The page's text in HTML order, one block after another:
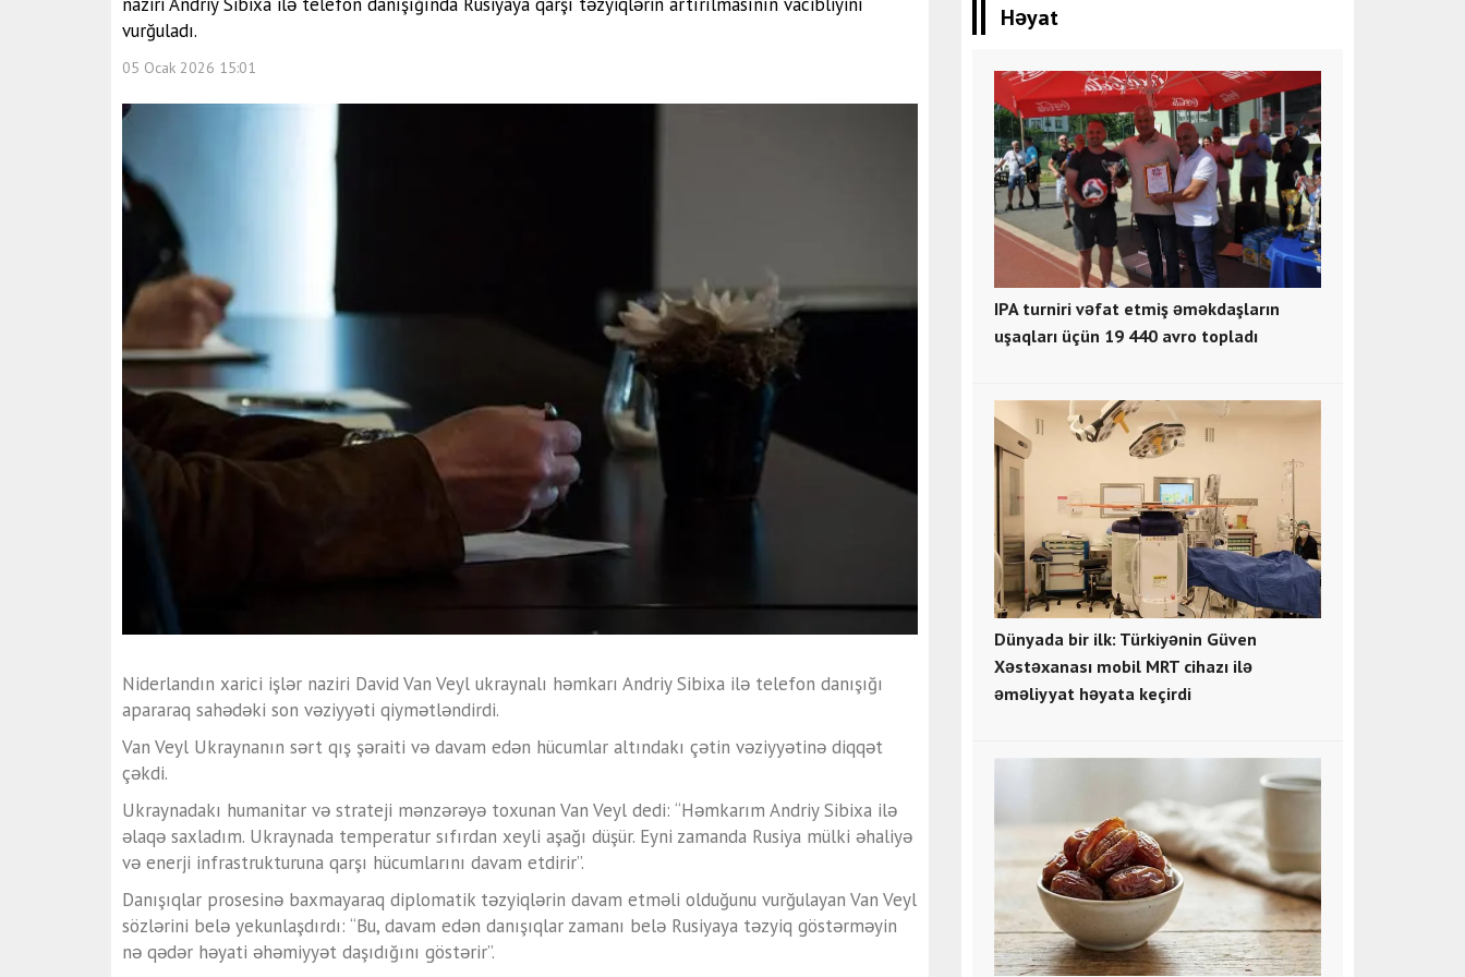
vurğuladı.
05 Ocak 2026 15:01
Niderlandın xarici işlər naziri David Van Veyl ukraynalı həmkarı Andriy Sibixa ilə telefon danışığı
apararaq sahədəki son vəziyyəti qiymətləndirdi.
Van Veyl Ukraynanın sərt qış şəraiti və davam edən hücumlar altındakı çətin vəziyyətinə diqqət
çəkdi.
Ukraynadakı humanitar və strateji mənzərəyə toxunan Van Veyl dedi: “Həmkarım Andriy Sibixa ilə
əlaqə saxladım. Ukraynada temperatur sıfırdan xeyli aşağı düşür. Eyni zamanda Rusiya mülki əhaliyə
və enerji infrastrukturuna qarşı hücumlarını davam etdirir”.
Danışıqlar prosesinə baxmayaraq diplomatik təzyiqlərin davam etməli olduğunu vurğulayan Van Veyl
sözlərini belə yekunlaşdırdı: “Bu, davam edən danışıqlar zamanı belə Rusiyaya təzyiq göstərməyin
nə qədər həyati əhəmiyyət daşıdığını göstərir”.
Həyat
IPA turniri vəfat etmiş əməkdaşların
uşaqları üçün 19 440 avro topladı
Dünyada bir ilk: Türkiyənin Güven
Xəstəxanası mobil MRT cihazı ilə
əməliyyat həyata keçirdi